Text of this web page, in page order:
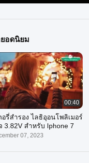
อดนิยม
00:40
อรี่สํารอง ไลธิอุอนโพลิเมอร์
3.82V สําหรับ Iphone 7
07, 2023